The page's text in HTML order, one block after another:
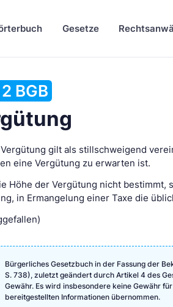
Gesetze
BGB
Vergütung gilt als stillschweigend
eine Vergütung zu erwarten ist.
Höhe der Vergütung nicht bestimmt,
in Ermangelung einer Taxe die
Bürgerliches Gesetzbuch in der Fassung der
S. 738), zuletzt geändert durch Artikel 4 des
Gewähr. Es wird insbesondere keine Gewähr
bereitgestellten Informationen übernommen.